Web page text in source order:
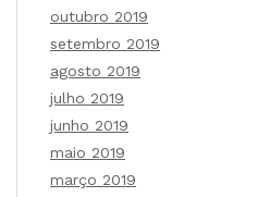
outubro 2019
setembro 2019
agosto 2019
julho 2019
junho 2019
maio 2019
março 2019